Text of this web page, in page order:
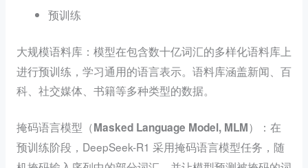
预训练
大规模语料库：模型在包含数十亿词汇的多样化语料库上
进行预训练，学习通用的语言表示。语料库涵盖新闻、百
科、社交媒体、书籍等多种类型的数据。
掩码语言模型（Masked Language Model, MLM）
：在
预训练阶段，DeepSeek-R1 采用掩码语言模型任务 ，随